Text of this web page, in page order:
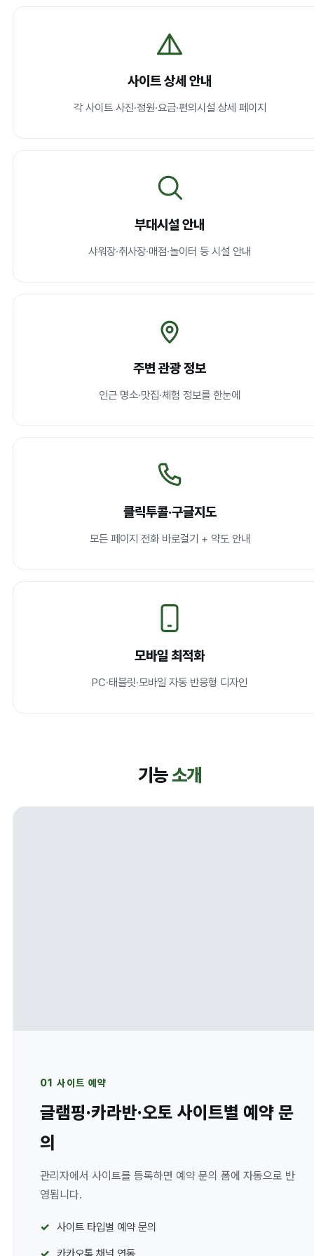
사이트 상세 안내
각 사이트 사진·정원·요금·편의시설 상세 페이지
부대시설 안내
샤워장·취사장·매점·놀이터 등 시설 안내
주변 관광 정보
인근 명소·맛집·체험 정보를 한눈에
클릭투콜·구글지도
모든 페이지 전화 바로걸기 + 약도 안내
모바일 최적화
PC·태블릿·모바일 자동 반응형 디자인
기능소개
01 사이트 예약
글램핑·카라반·오토 사이트별 예약 문
의
관리자에서 사이트를 등록하면 예약 문의 폼에 자동으로 반
영됩니다.
사이트 타입별 예약 문의